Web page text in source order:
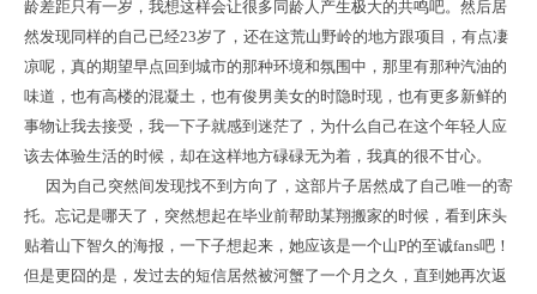
龄差距只有一岁，我想这样会让很多同龄人产生极大的共鸣吧。然后居
然发现同样的自己已经23岁了，还在这荒山野岭的地方跟项目，有点凄
凉呢，真的期望早点回到城市的那种环境和氛围中，那里有那种汽油的
味道，也有高楼的混凝土，也有俊男美女的时隐时现，也有更多新鲜的
事物让我去接受，我一下子就感到迷茫了，为什么自己在这个年轻人应
该去体验生活的时候，却在这样地方碌碌无为着，我真的很不甘心。
因为自己突然间发现找不到方向了，这部片子居然成了自己唯一的寄
托。忘记是哪天了，突然想起在毕业前帮助某翔搬家的时候，看到床头
贴着山下智久的海报，一下子想起来，她应该是一个山P的至诚fans吧！
但是更囧的是，发过去的短信居然被河蟹了一个月之久，直到她再次返